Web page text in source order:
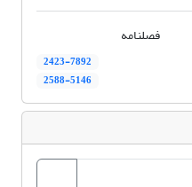
فصلنامه
2423-7892
2588-5146